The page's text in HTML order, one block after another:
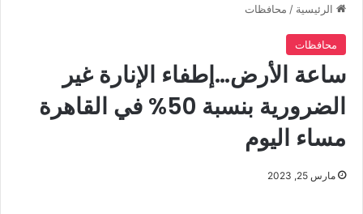
الرئيسية / محافظات
محافظات
ساعة الأرض…إطفاء الإنارة غير
الضرورية بنسبة 50% في القاهرة
مساء اليوم
مارس 25, 2023